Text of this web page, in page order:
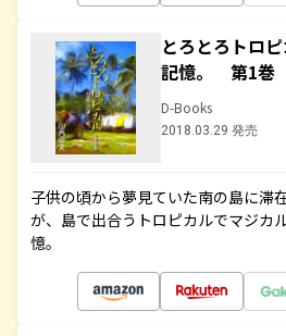
とろとろトロ
記憶。 第1巻
D-Books
2018.03.29 発売
子供の頃から夢見ていた南の島に滞
が、島で出合うトロピカルでマジカ
憶。